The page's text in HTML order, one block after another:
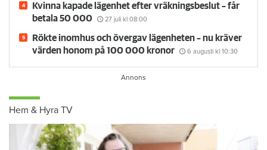
Kvinna kapade lägenhet efter vräkningsbeslut – får
betala 50 000
27 juli kl 08:00
Rökte inomhus och övergav lägenheten – nu kräver
värden honom på 100 000 kronor
6 augusti kl 10:30
Hem & Hyra TV